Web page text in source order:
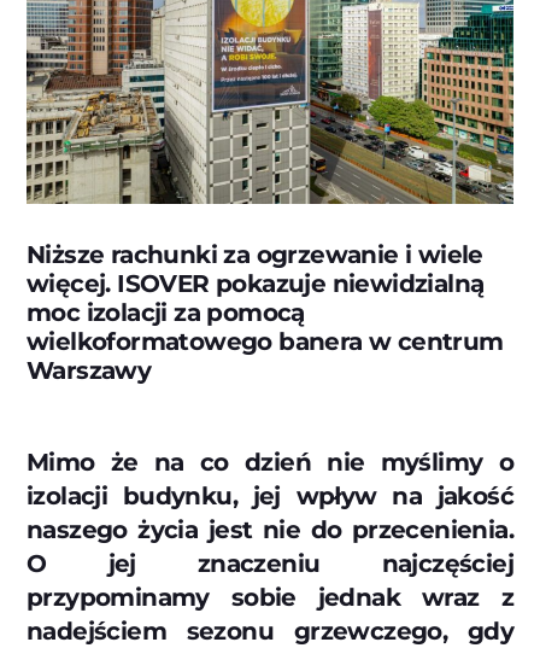
Niższe rachunki za ogrzewanie i wiele
więcej. ISOVER pokazuje niewidzialną
moc izolacji za pomocą
wielkoformatowego banera w centrum
Warszawy
Mimo że na co dzień nie myślimy o
izolacji budynku, jej wpływ na jakość
naszego życia jest nie do przecenienia.
O jej znaczeniu najczęściej
przypominamy sobie jednak wraz z
nadejściem sezonu grzewczego, gdy